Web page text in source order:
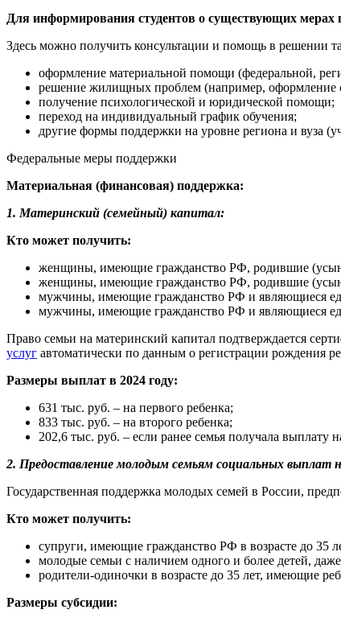
Для информирования студентов о существующих
Здесь можно получить консультации и помощь в решении
оформление материальной помощи (федеральной,
решение жилищных проблем (например, оформление
получение психологической и юридической помощи;
переход на индивидуальный график обучения;
другие формы поддержки на уровне региона и вуза
Федеральные меры поддержки
Материальная (финансовая) поддержка:
1. Материнский (семейный) капитал:
Кто может получить:
женщины, имеющие гражданство РФ, родившие
женщины, имеющие гражданство РФ, родившие
мужчины, имеющие гражданство РФ и являющиеся
мужчины, имеющие гражданство РФ и являющиеся
Право семьи на материнский капитал подтверждается
услуг автоматически по данным о регистрации рождения
Размеры выплат в 2024 году:
631 тыс. руб. – на первого ребенка;
833 тыс. руб. – на второго ребенка;
202,6 тыс. руб. – если ранее семья получала выплату
2. Предоставление молодым семьям социальных выплат
Государственная поддержка молодых семей в России,
Кто может получить:
супруги, имеющие гражданство РФ в возрасте до 35
молодые семьи с наличием одного и более детей,
родители-одиночки в возрасте до 35 лет, имеющие
Размеры субсидии: